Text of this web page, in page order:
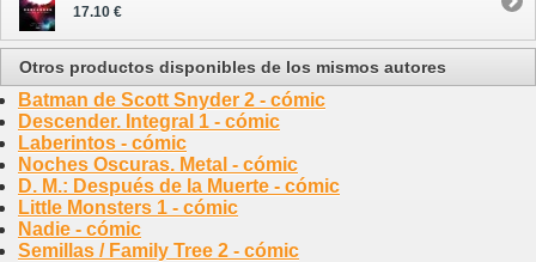
17.10 €
Otros productos disponibles de los mismos autores
Batman de Scott Snyder 2 - cómic
Descender. Integral 1 - cómic
Laberintos - cómic
Noches Oscuras. Metal - cómic
D. M.: Después de la Muerte - cómic
Little Monsters 1 - cómic
Nadie - cómic
Semillas / Family Tree 2 - cómic